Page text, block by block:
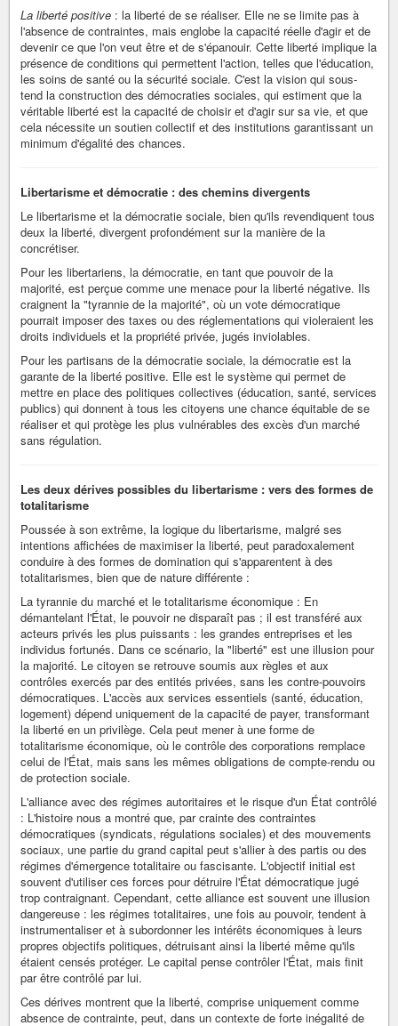
La liberté positive : la liberté de se réaliser. Elle ne se limite pas à
l'absence de contraintes, mais englobe la capacité réelle d'agir et de
devenir ce que l'on veut être et de s'épanouir. Cette liberté implique la
présence de conditions qui permettent l'action, telles que l'éducation,
les soins de santé ou la sécurité sociale. C'est la vision qui sous-
tend la construction des démocraties sociales, qui estiment que la
véritable liberté est la capacité de choisir et d'agir sur sa vie, et que
cela nécessite un soutien collectif et des institutions garantissant un
minimum d'égalité des chances.
Libertarisme et démocratie : des chemins divergents
Le libertarisme et la démocratie sociale, bien qu'ils revendiquent tous
deux la liberté, divergent profondément sur la manière de la
concrétiser.
Pour les libertariens, la démocratie, en tant que pouvoir de la
majorité, est perçue comme une menace pour la liberté négative. Ils
craignent la "tyrannie de la majorité", où un vote démocratique
pourrait imposer des taxes ou des réglementations qui violeraient les
droits individuels et la propriété privée, jugés inviolables.
Pour les partisans de la démocratie sociale, la démocratie est la
garante de la liberté positive. Elle est le système qui permet de
mettre en place des politiques collectives (éducation, santé, services
publics) qui donnent à tous les citoyens une chance équitable de se
réaliser et qui protège les plus vulnérables des excès d'un marché
sans régulation.
Les deux dérives possibles du libertarisme : vers des formes de
totalitarisme
Poussée à son extrême, la logique du libertarisme, malgré ses
intentions affichées de maximiser la liberté, peut paradoxalement
conduire à des formes de domination qui s'apparentent à des
totalitarismes, bien que de nature différente :
La tyrannie du marché et le totalitarisme économique : En
démantelant l'État, le pouvoir ne disparaît pas ; il est transféré aux
acteurs privés les plus puissants : les grandes entreprises et les
individus fortunés. Dans ce scénario, la "liberté" est une illusion pour
la majorité. Le citoyen se retrouve soumis aux règles et aux
contrôles exercés par des entités privées, sans les contre-pouvoirs
démocratiques. L'accès aux services essentiels (santé, éducation,
logement) dépend uniquement de la capacité de payer, transformant
la liberté en un privilège. Cela peut mener à une forme de
totalitarisme économique, où le contrôle des corporations remplace
celui de l'État, mais sans les mêmes obligations de compte-rendu ou
de protection sociale.
L'alliance avec des régimes autoritaires et le risque d'un État contrôlé
: L'histoire nous a montré que, par crainte des contraintes
démocratiques (syndicats, régulations sociales) et des mouvements
sociaux, une partie du grand capital peut s'allier à des partis ou des
régimes d'émergence totalitaire ou fascisante. L'objectif initial est
souvent d'utiliser ces forces pour détruire l'État démocratique jugé
trop contraignant. Cependant, cette alliance est souvent une illusion
dangereuse : les régimes totalitaires, une fois au pouvoir, tendent à
instrumentaliser et à subordonner les intérêts économiques à leurs
propres objectifs politiques, détruisant ainsi la liberté même qu'ils
étaient censés protéger. Le capital pense contrôler l'État, mais finit
par être contrôlé par lui.
Ces dérives montrent que la liberté, comprise uniquement comme
absence de contrainte, peut, dans un contexte de forte inégalité de